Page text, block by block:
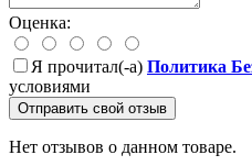
Оценка:
Я прочитал(-а) Политика
условиями
Отправить свой отзыв
Нет отзывов о данном товаре.